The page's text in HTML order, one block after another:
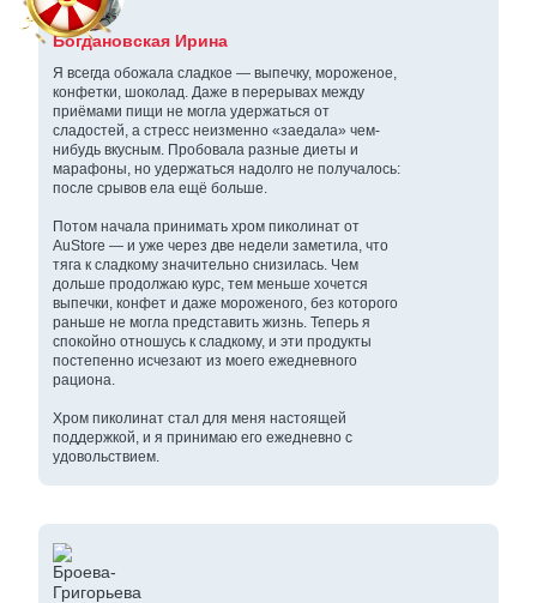
Богдановская Ирина
Я всегда обожала сладкое — выпечку, мороженое,
конфетки, шоколад. Даже в перерывах между
приёмами пищи не могла удержаться от
сладостей, а стресс неизменно «заедала» чем-
нибудь вкусным. Пробовала разные диеты и
марафоны, но удержаться надолго не получалось:
после срывов ела ещё больше.
Потом начала принимать хром пиколинат от
AuStore — и уже через две недели заметила, что
тяга к сладкому значительно снизилась. Чем
дольше продолжаю курс, тем меньше хочется
выпечки, конфет и даже мороженого, без которого
раньше не могла представить жизнь. Теперь я
спокойно отношусь к сладкому, и эти продукты
постепенно исчезают из моего ежедневного
рациона.
Хром пиколинат стал для меня настоящей
поддержкой, и я принимаю его ежедневно с
удовольствием.